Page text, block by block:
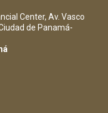
Center, Av. Vasco
de Panamá-